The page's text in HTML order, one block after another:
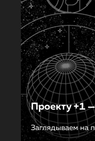
Проекту +1 —
Заглядываем на